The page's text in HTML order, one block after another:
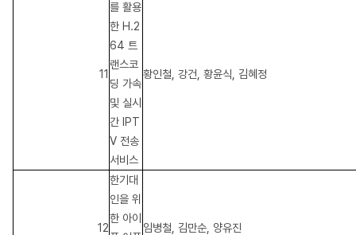
11
를 활용
한 H.2
64 트
랜스코
딩 가속
및 실시
간 IPT
V 전송
서비스
황인철, 강건, 황윤식, 김혜정
12
한기대
인을 위
한 아이
임병철, 김만순, 양유진